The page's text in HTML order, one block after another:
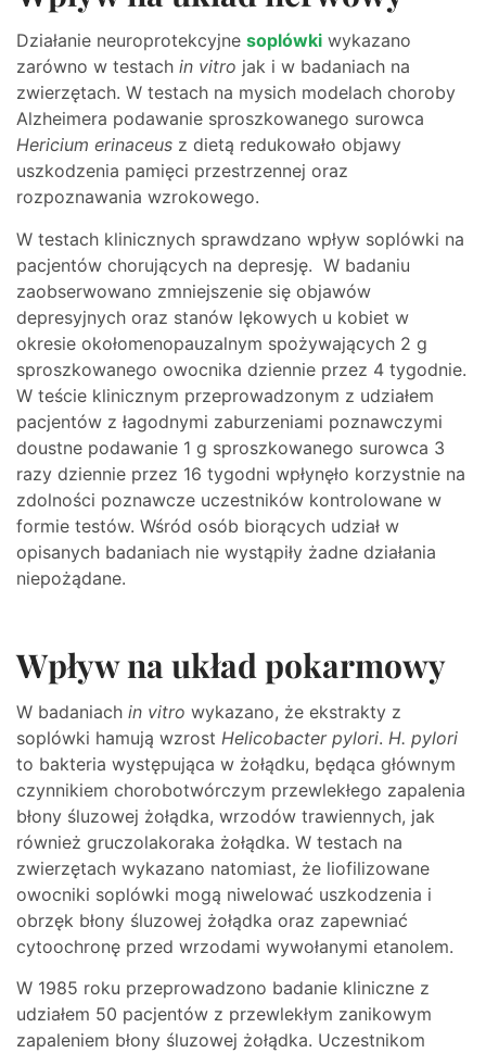
Działanie neuroprotekcyjne soplówki wykazano
zarówno w testach in vitro jak i w badaniach na
zwierzętach. W testach na mysich modelach choroby
Alzheimera podawanie sproszkowanego surowca
Hericium erinaceus z dietą redukowało objawy
uszkodzenia pamięci przestrzennej oraz
rozpoznawania wzrokowego.
W testach klinicznych sprawdzano wpływ soplówki na
pacjentów chorujących na depresję. W badaniu
zaobserwowano zmniejszenie się objawów
depresyjnych oraz stanów lękowych u kobiet w
okresie okołomenopauzalnym spożywających 2 g
sproszkowanego owocnika dziennie przez 4 tygodnie.
W teście klinicznym przeprowadzonym z udziałem
pacjentów z łagodnymi zaburzeniami poznawczymi
doustne podawanie 1 g sproszkowanego surowca 3
razy dziennie przez 16 tygodni wpłynęło korzystnie na
zdolności poznawcze uczestników kontrolowane w
formie testów. Wśród osób biorących udział w
opisanych badaniach nie wystąpiły żadne działania
niepożądane.
Wpływ na układ pokarmowy
W badaniach in vitro wykazano, że ekstrakty z
soplówki hamują wzrost Helicobacter pylori. H. pylori
to bakteria występująca w żołądku, będąca głównym
czynnikiem chorobotwórczym przewlekłego zapalenia
błony śluzowej żołądka, wrzodów trawiennych, jak
również gruczolakoraka żołądka. W testach na
zwierzętach wykazano natomiast, że liofilizowane
owocniki soplówki mogą niwelować uszkodzenia i
obrzęk błony śluzowej żołądka oraz zapewniać
cytoochronę przed wrzodami wywołanymi etanolem.
W 1985 roku przeprowadzono badanie kliniczne z
udziałem 50 pacjentów z przewlekłym zanikowym
zapaleniem błony śluzowej żołądka. Uczestnikom